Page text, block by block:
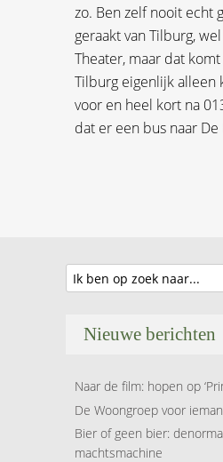
zo. Ben zelf nooit echt
geraakt van Tilburg,
Theater, maar dat
Tilburg eigenlijk alleen
voor en heel kort na
dat er een bus naar De
Nieuwe berichten
Naar de film: hopen op
De Woongroep voor
Bier of geen bier:
machtsmachine